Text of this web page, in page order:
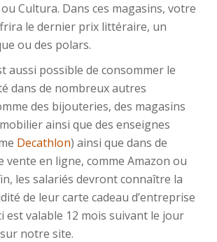
Cultura. Dans ces magasins, votre
le dernier prix littéraire, un
ou des polars.
aussi possible de consommer le
dans de nombreux autres
des bijouteries, des magasins
ainsi que des enseignes
Decathlon) ainsi que dans de
vente en ligne, comme Amazon ou
les salariés devront connaître la
de leur carte cadeau d’entreprise
est valable 12 mois suivant le jour
notre site.